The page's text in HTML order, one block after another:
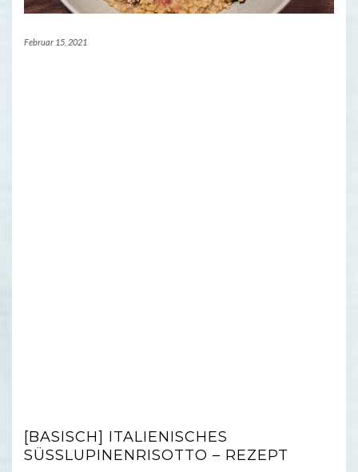
Februar 15, 2021
[BASISCH] ITALIENISCHES
SÜSSLUPINENRISOTTO – REZEPT